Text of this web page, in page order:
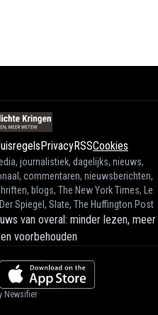
PrivacyRSSCookies
journalistiek, dagelijks, nieuws,
commentaren, nieuwsberichten,
blogs, The New York Times, Le
Spiegel, Slate, The Huffington Post
van overal: minder lezen, meer
voorbehouden
Newsifier